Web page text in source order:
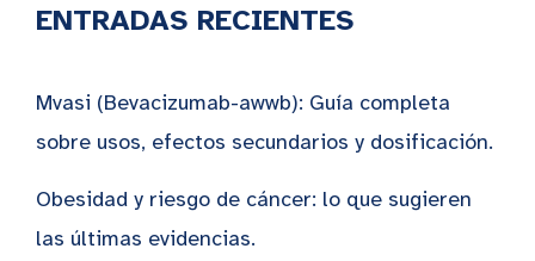
ENTRADAS RECIENTES
Mvasi (Bevacizumab-awwb): Guía completa
sobre usos, efectos secundarios y dosificación.
Obesidad y riesgo de cáncer: lo que sugieren
las últimas evidencias.